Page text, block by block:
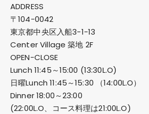
ADDRESS
〒104-0042
東京都中央区入船3-1-13
Center Village 築地 2F
OPEN-CLOSE
Lunch 11:45～15:00 (13:30L.O)
日曜Lunch 11:45～15:30 （14:00L.O）
Dinner 18:00～23:00
(22:00L.O、コース料理は21:00L.O)